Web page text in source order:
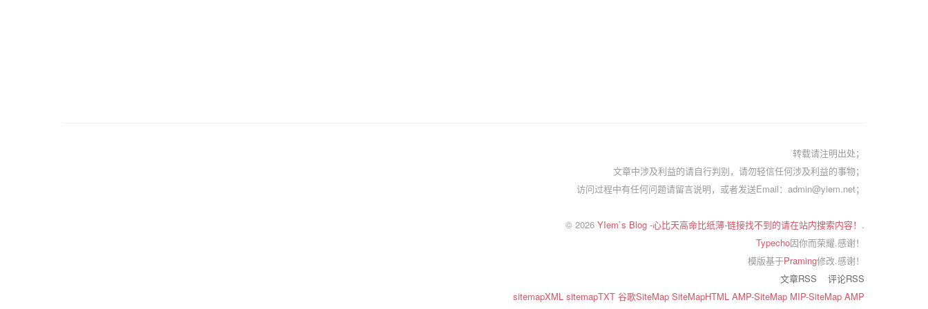
转载请注明出处；
文章中涉及利益的请自行判别，请勿轻信任何涉及利益的事物；
访问过程中有任何问题请留言说明，或者发送Email：admin@yiem.net；
© 2026 YIem`s Blog -心比天高命比纸薄-链接找不到的请在站内搜索内容！ .
Typecho因你而荣耀.感谢！
模版基于Praming修改.感谢！
文章RSS
评论RSS
sitemapXML sitemapTXT 谷歌SiteMap SiteMapHTML AMP-SiteMap MIP-SiteMap AMP